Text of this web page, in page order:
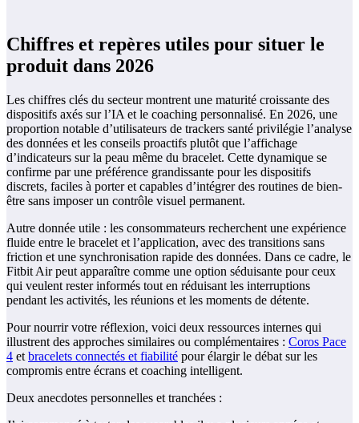
Chiffres et repères utiles pour situer le
produit dans 2026
Les chiffres clés du secteur montrent une maturité croissante des
dispositifs axés sur l’IA et le coaching personnalisé. En 2026, une
proportion notable d’utilisateurs de trackers santé privilégie l’analyse
des données et les conseils proactifs plutôt que l’affichage
d’indicateurs sur la peau même du bracelet. Cette dynamique se
confirme par une préférence grandissante pour les dispositifs
discrets, faciles à porter et capables d’intégrer des routines de bien-
être sans imposer un contrôle visuel permanent.
Autre donnée utile : les consommateurs recherchent une expérience
fluide entre le bracelet et l’application, avec des transitions sans
friction et une synchronisation rapide des données. Dans ce cadre, le
Fitbit Air peut apparaître comme une option séduisante pour ceux
qui veulent rester informés tout en réduisant les interruptions
pendant les activités, les réunions et les moments de détente.
Pour nourrir votre réflexion, voici deux ressources internes qui
illustrent des approches similaires ou complémentaires : Coros Pace
4 et bracelets connectés et fiabilité pour élargir le débat sur les
compromis entre écrans et coaching intelligent.
Deux anecdotes personnelles et tranchées :